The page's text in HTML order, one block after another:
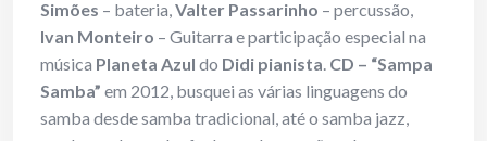
Simões – bateria,Valter Passarinho – percussão,
Ivan Monteiro – Guitarra e participação especial na
música Planeta Azul do Didi pianista. CD – “Sampa
Samba” em 2012, busquei as várias linguagens do
samba desde samba tradicional, até o samba jazz,